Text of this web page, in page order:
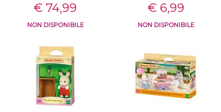
€ 74,99
NON DISPONIBILE
€ 6,99
NON DISPONIBILE